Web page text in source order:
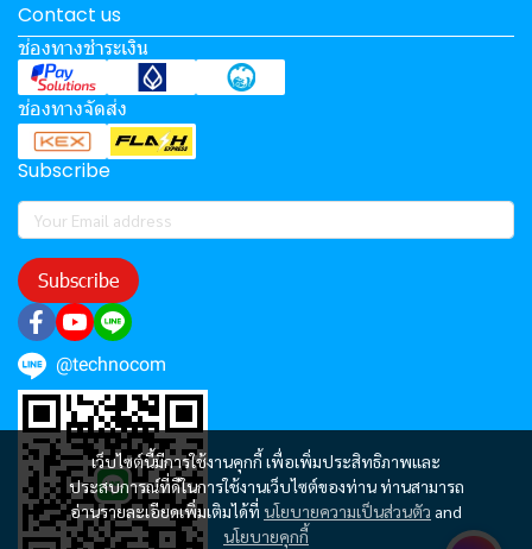
เว็บไซต์นี้มีการใช้งานคุกกี้ เพื่อเพิ่มประสิทธิภาพและ
ประสบการณ์ที่ดีในการใช้งานเว็บไซต์ของท่าน ท่านสามารถ
อ่านรายละเอียดเพิ่มเติมได้ที่ นโยบายความเป็นส่วนตัว and
นโยบายคุกกี้
Contact us
ช่องทางชำระเงิน
ช่องทางจัดส่ง
Subscribe
Subscribe
@technocom